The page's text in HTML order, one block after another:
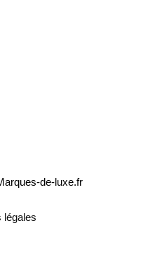
de-luxe.fr
légales